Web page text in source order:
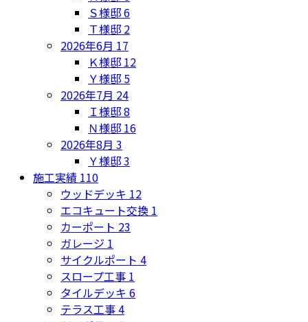
Ｓ様邸6
Ｔ様邸 2
2026年6月 17
Ｋ様邸 12
Ｙ様邸 5
2026年7月 24
Ｉ様邸8
Ｎ様邸 16
2026年8月 3
Ｙ様邸3
施工実績 110
ウッドデッキ 12
エコキュート交換 1
カーポート 23
ガレージ 1
サイクルポート 4
スロープ工事 1
タイルデッキ 6
テラス工事4